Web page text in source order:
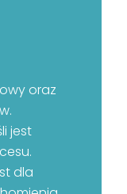
oraz
jest
dla